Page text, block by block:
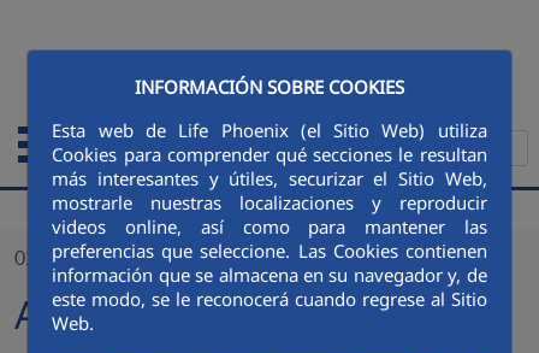
INFORMACIÓN SOBRE COOKIES
Esta web de Life Phoenix (el Sitio Web) utiliza
Cookies para comprender qué secciones le resultan
más interesantes y útiles, securizar el Sitio Web,
mostrarle nuestras localizaciones y reproducir
videos online, así como para mantener las
preferencias que seleccione. Las Cookies contienen
información que se almacena en su navegador y, de
este modo, se le reconocerá cuando regrese al Sitio
Web.
02/09/2022
Aqualia university chair